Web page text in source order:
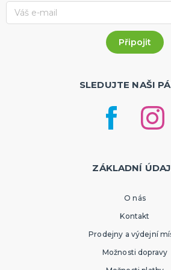
SLEDUJTE NAŠI
ZÁKLADNÍ
O nás
Kontakt
Prodejny a výdejní
Možnosti dopravy